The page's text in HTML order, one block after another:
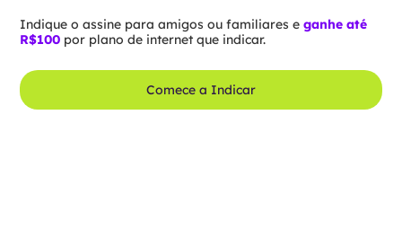
Indique o assine para amigos ou familiares eganhe até
R$100 por plano de internet que indicar.
Comece a Indicar